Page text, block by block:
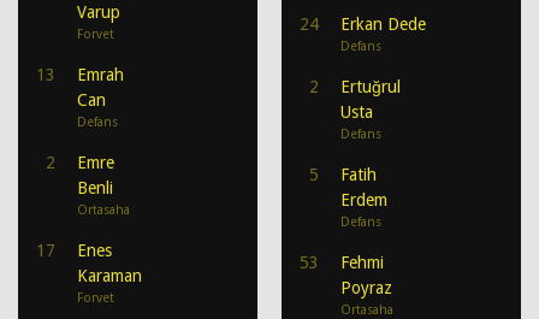
Varup
Forvet
13
Emrah
Can
Defans
2
Emre
Benli
Ortasaha
17
Enes
Karaman
Forvet
24 Erkan Dede
Defans
2
Ertuğrul
Usta
Defans
5
Fatih
Erdem
Defans
53
Fehmi
Poyraz
Ortasaha